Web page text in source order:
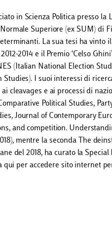
in Scienza Politica presso
Superiore (ex SUM) di
La sua tesi ha vinto
2014 e il Premio ‘Celso
(Italian National Election
Studies). I suoi interessi di
cleavages e ai processi di
Political Studies,
Journal of Contemporary
and competition.
mentre la seconda The
del 2018, ha curato la
qui per accedere sito internet